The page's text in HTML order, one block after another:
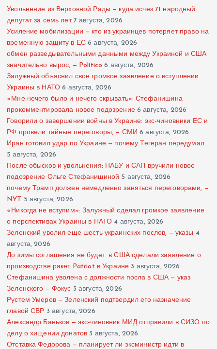
Увольнение из Верховной Рады — куда исчез 71 народный
депутат за семь лет 7 августа, 2026
Усиление мобилизации — кто из украинцев потеряет право на
временную защиту в ЕС 6 августа, 2026
обмен разведывательными данными между Украиной и США
значительно вырос, — Politico 6 августа, 2026
Залужный объяснил свое громкое заявление о вступлении
Украины в НАТО 6 августа, 2026
«Мне нечего было и нечего скрывать»: Стефанишина
прокомментировала новое подозрение 6 августа, 2026
Говорили о завершении войны в Украине: экс-чиновники ЕС и
РФ провели тайные переговоры, — СМИ 6 августа, 2026
Иран готовил удар по Украине — почему Тегеран передумал
5 августа, 2026
После обысков и увольнения: НАБУ и САП вручили новое
подозрение Ольге Стефанишиной 5 августа, 2026
почему Трамп должен немедленно заняться переговорами, —
NYT 5 августа, 2026
«Никогда не вступим»: Залужный сделал громкое заявление
о перспективах Украины в НАТО 4 августа, 2026
Зеленский уволил еще шесть украинских послов, — указы 4
августа, 2026
До зимы соглашения не будет: в США сделали заявление о
производстве ракет Patriot в Украине 3 августа, 2026
Стефанишина уволена с должности посла в США — указ
Зеленского — Фокус 3 августа, 2026
Рустем Умеров — Зеленский подтвердил его назначение
главой СВР 3 августа, 2026
Александр Баньков — экс-чиновник МИД отправили в СИЗО по
делу о хищении донатов 3 августа, 2026
Отставка Федорова — планирует ли эксминистр идти в